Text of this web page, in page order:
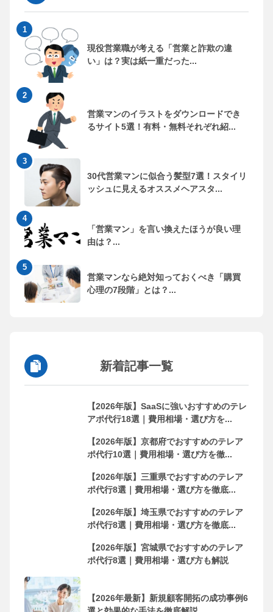
現役営業職が考える「営業と詐欺の違
い」は？実は紙一重だった...
営業マンのイラストをダウンロードでき
るサイト5選！有料・無料それぞれ紹...
30代営業マンに似合う髪型7選！スタイリ
ッシュに見えるオススメヘアスタ...
「営業マン」を言い換えたほうが良い理
由は？...
営業マンなら絶対知っておくべき「購買
心理の7段階」とは？...
新着記事一覧
【2026年版】SaaSに強いおすすめのテレ
アポ代行18選｜費用相場・選び方を...
【2026年版】京都府でおすすめのテレア
ポ代行10選｜費用相場・選び方を徹...
【2026年版】三重県でおすすめのテレア
ポ代行8選｜費用相場・選び方を徹底...
【2026年版】埼玉県でおすすめのテレア
ポ代行8選｜費用相場・選び方を徹底...
【2026年版】宮城県でおすすめのテレア
ポ代行8選｜費用相場・選び方も解説
【2026年最新】新規顧客開拓の成功事例6